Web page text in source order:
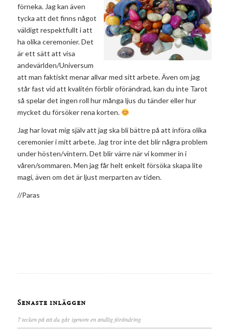
förneka. Jag kan även
tycka att det finns något
väldigt respektfullt i att
ha olika ceremonier. Det
är ett sätt att visa
andevärlden/Universum
att man faktiskt menar allvar med sitt arbete. Även om jag
står fast vid att kvalitén förblir oförändrad, kan du inte Tarot
så spelar det ingen roll hur många ljus du tänder eller hur
mycket du försöker rena korten.
Jag har lovat mig själv att jag ska bli bättre på att införa olika
ceremonier i mitt arbete. Jag tror inte det blir några problem
under hösten/vintern. Det blir värre när vi kommer in i
våren/sommaren. Men jag får helt enkelt försöka skapa lite
magi, även om det är ljust merparten av tiden.
//Paras
Senaste inläggen
7 tecken på att du går igenom en andlig förändring